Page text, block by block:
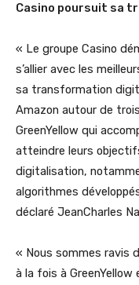
Casino poursuit sa
« Le groupe Casino
s’allier avec les
sa transformation
Amazon autour de
GreenYellow qui
atteindre leurs
digitalisation,
algorithmes
déclaré JeanCharles
« Nous sommes ravis
à la fois à